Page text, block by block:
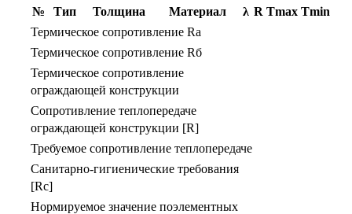
№
Тип Толщина Материал λ R Тmax Тmin
Термическое сопротивление Rа
Термическое сопротивление Rб
Термическое сопротивление
ограждающей конструкции
Сопротивление теплопередаче
ограждающей конструкции [R]
Требуемое сопротивление теплопередаче
Санитарно-гигиенические требования
[Rс]
Нормируемое значение поэлементных